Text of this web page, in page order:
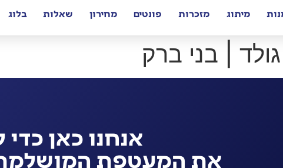
מיתוג מזכרות פונטים מחירון שאלות בלוג
| בני ברק
אנחנו כאן
את המעטפת